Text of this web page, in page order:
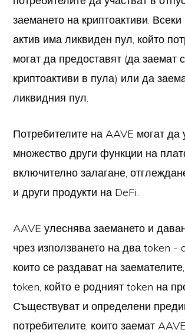
заемането на криптоактиви.
актив има ликвиден пул, който
могат да предоставят (да заемат
криптоактиви в пула) или да
ликвидния пул.
Потребителите на AAVE могат да
множество други функции на
включително залагане,
и други продукти на DeFi.
AAVE улеснява заемането и
чрез използването на два token -
които се раздават на
token, който е родният token на
Съществуват и определени
потребителите, които заемат